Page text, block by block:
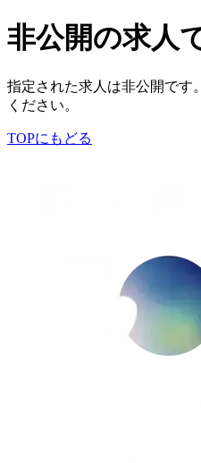
非公開の求人
指定された求人は非公開です
ください。
TOPにもどる